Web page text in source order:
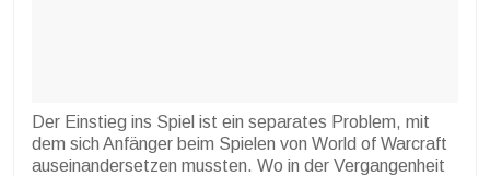
Der Einstieg ins Spiel ist ein separates Problem, mit
dem sich Anfänger beim Spielen von World of Warcraft
auseinandersetzen mussten. Wo in der Vergangenheit